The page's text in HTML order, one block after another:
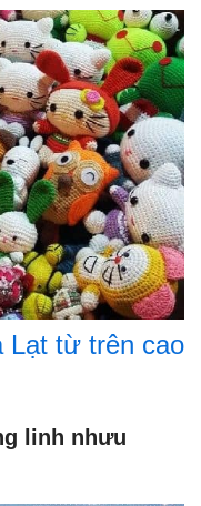
Lạt từ trên cao
linh nhưu